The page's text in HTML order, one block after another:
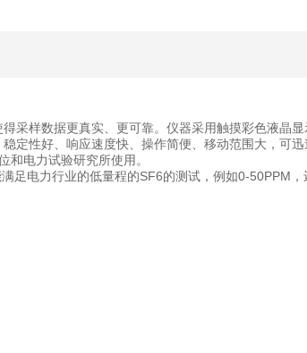
采样数据更真实、更可靠。仪器采用触摸彩色液晶
定性好、响应速度快、操作简便、移动范围大，可
电力试验研究所使用。
足电力行业的低量程的SF6的测试，例如0-50PPM，